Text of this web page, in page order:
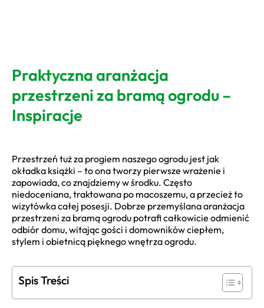
Praktyczna aranżacja
przestrzeni za bramą ogrodu –
Inspiracje
Przestrzeń tuż za progiem naszego ogrodu jest jak
okładka książki – to ona tworzy pierwsze wrażenie i
zapowiada, co znajdziemy w środku. Często
niedoceniana, traktowana po macoszemu, a przecież to
wizytówka całej posesji. Dobrze przemyślana aranżacja
przestrzeni za bramą ogrodu potrafi całkowicie odmienić
odbiór domu, witając gości i domowników ciepłem,
stylem i obietnicą pięknego wnętrza ogrodu.
Spis Treści